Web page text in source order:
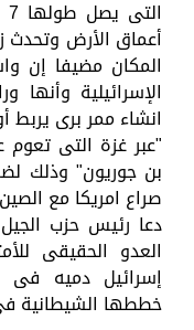
أعماق الأرض
المكان مضيفا إن
الإسرائيلية وأنها
انشاء ممر برى يربط
"عبر غزة التى تعوم
بن جوريون" وذلك
صراع امريكا مع
دعا رئيس حزب
العدو الحقيقى
إسرائيل دميه فى
خططها الشيطانية